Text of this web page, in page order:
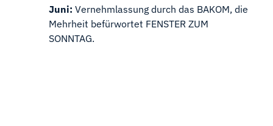
Juni: Vernehmlassung durch das BAKOM, die
Mehrheit befürwortet FENSTER ZUM
SONNTAG.